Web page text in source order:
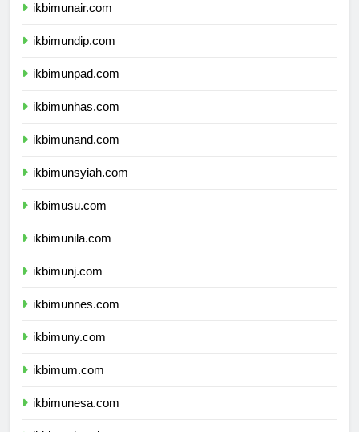
ikbimunair.com
ikbimundip.com
ikbimunpad.com
ikbimunhas.com
ikbimunand.com
ikbimunsyiah.com
ikbimusu.com
ikbimunila.com
ikbimunj.com
ikbimunnes.com
ikbimuny.com
ikbimum.com
ikbimunesa.com